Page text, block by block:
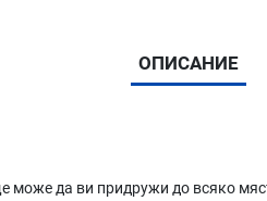
ОПИСАНИЕ
да ви придружи до всяко